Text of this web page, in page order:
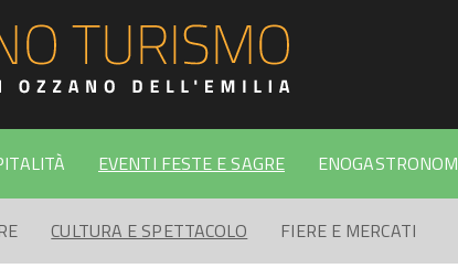
EVENTI FESTE E SAGRE
CULTURA E SPETTACOLO FIERE E MERCATI